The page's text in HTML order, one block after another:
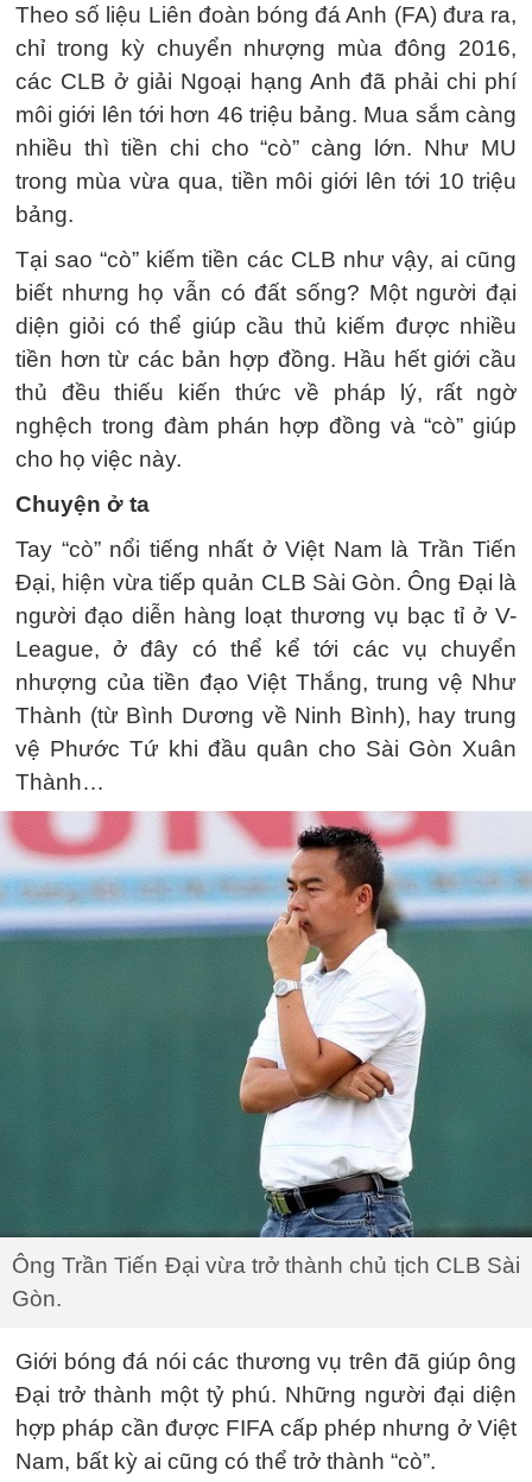
Theo số liệu Liên đoàn bóng đá Anh (FA) đưa ra,
chỉ trong kỳ chuyển nhượng mùa đông 2016,
các CLB ở giải Ngoại hạng Anh đã phải chi phí
môi giới lên tới hơn 46 triệu bảng. Mua sắm càng
nhiều thì tiền chi cho “cò” càng lớn. Như MU
trong mùa vừa qua, tiền môi giới lên tới 10 triệu
bảng.
Tại sao “cò” kiếm tiền các CLB như vậy, ai cũng
biết nhưng họ vẫn có đất sống? Một người đại
diện giỏi có thể giúp cầu thủ kiếm được nhiều
tiền hơn từ các bản hợp đồng. Hầu hết giới cầu
thủ đều thiếu kiến thức về pháp lý, rất ngờ
nghệch trong đàm phán hợp đồng và “cò” giúp
cho họ việc này.
Chuyện ở ta
Tay “cò” nổi tiếng nhất ở Việt Nam là Trần Tiến
Đại, hiện vừa tiếp quản CLB Sài Gòn. Ông Đại là
người đạo diễn hàng loạt thương vụ bạc tỉ ở V-
League, ở đây có thể kể tới các vụ chuyển
nhượng của tiền đạo Việt Thắng, trung vệ Như
Thành (từ Bình Dương về Ninh Bình), hay trung
vệ Phước Tứ khi đầu quân cho Sài Gòn Xuân
Thành…
Ông Trần Tiến Đại vừa trở thành chủ tịch CLB Sài
Gòn.
Giới bóng đá nói các thương vụ trên đã giúp ông
Đại trở thành một tỷ phú. Những người đại diện
hợp pháp cần được FIFA cấp phép nhưng ở Việt
Nam, bất kỳ ai cũng có thể trở thành “cò”.